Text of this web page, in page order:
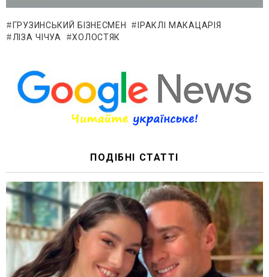
ГРУЗИНСЬКИЙ БІЗНЕСМЕН
ІРАКЛІ МАКАЦАРІЯ
ЛІЗА ЧІЧУА
ХОЛОСТЯК
ПОДІБНІ СТАТТІ